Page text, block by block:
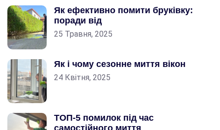
Як ефективно помити бруківку:
поради від
25 Травня, 2025
Як і чому сезонне миття вікон
24 Квітня, 2025
ТОП-5 помилок під час
самостійного миття